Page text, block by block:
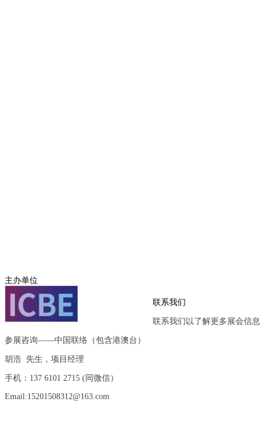
主办单位
联系我们
联系我们以了解更多展会信息
参展咨询——中国联络（包含港澳台）
胡浩 先生，项目经理
手机：137 6101 2715 (同微信）
Email:15201508312@163.com